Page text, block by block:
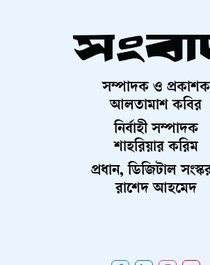
সম্পাদক ও প্রকাশক
আলতামাশ কবির
নির্বাহী সম্পাদক
শাহরিয়ার করিম
প্রধান, ডিজিটাল
রাশেদ আহমেদ